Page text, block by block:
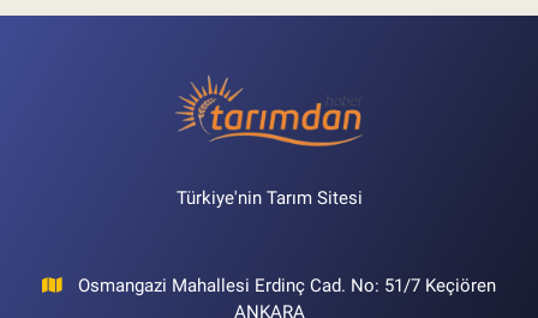
Türkiye'nin Tarım Sitesi
Osmangazi Mahallesi Erdinç Cad. No: 51/7 Keçiören
ANKARA